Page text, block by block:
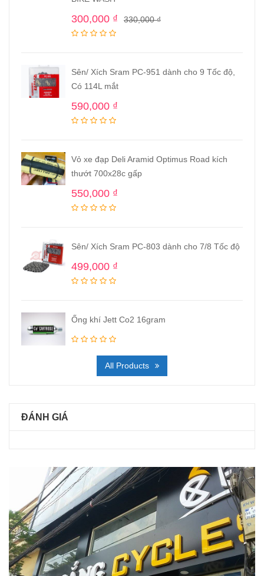
330,000₫
300,000 ₫
Sên/ Xích Sram PC-951 dành cho 9 Tốc độ,
Có 114L mắt
590,000 ₫
Vỏ xe đạp Deli Aramid Optimus Road kích
thướt 700x28c gấp
550,000 ₫
Sên/ Xích Sram PC-803 dành cho 7/8 Tốc độ
499,000 ₫
Ống khí Jett Co2 16gram
All Products
ĐÁNH GIÁ